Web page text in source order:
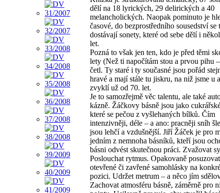
dělí na 18 lyrických, 29 delirických a 40
melancholických. Naopak pominuto je
časové, do bezprostředního sousedství se
dostávají sonety, které od sebe dělí i
let.
Pozná to však jen ten, kdo je před těmi
lety (Než ti napočítám stou a prvou pihu
četl. Ty staré i ty současné jsou pořád
hravé a mají stále tu jiskru, na niž jsme u
zvyklí už od 70. let.
Je to samozřejmě věc talentu, ale také
kázně. Žáčkovy básně jsou jako
které se pečou z vyšlehaných bílků. Čím
intenzivněji, déle – a ano: pracněji sníh
jsou lehčí a vzdušnější. Jiří Žáček je pro
jedním z nemnoha básníků, kteří jsou
básni odvést skutečnou práci. Zvažovat
Poslouchat rytmus. Opakovaně
otevřené či zavřené samohlásky na
pozici. Udržet metrum – a něco jím
Zachovat atmosféru básně, záměrně pro